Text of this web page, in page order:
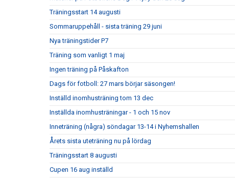
Träningsstart 14 augusti
Sommaruppehåll - sista träning 29 juni
Nya träningstider P7
Träning som vanligt 1 maj
Ingen träning på Påskafton
Dags för fotboll: 27 mars börjar säsongen!
Inställd inomhusträning tom 13 dec
Inställda inomhusträningar - 1 och 15 nov
Inneträning (några) söndagar 13-14 i Nyhemshallen
Årets sista uteträning nu på lördag
Träningsstart 8 augusti
Cupen 16 aug inställd